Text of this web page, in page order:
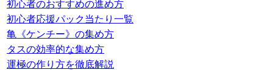
初心者のおすすめの進め方
初心者応援パック当たり一覧
亀《ケンチー》の集め方
タスの効率的な集め方
運極の作り方を徹底解説